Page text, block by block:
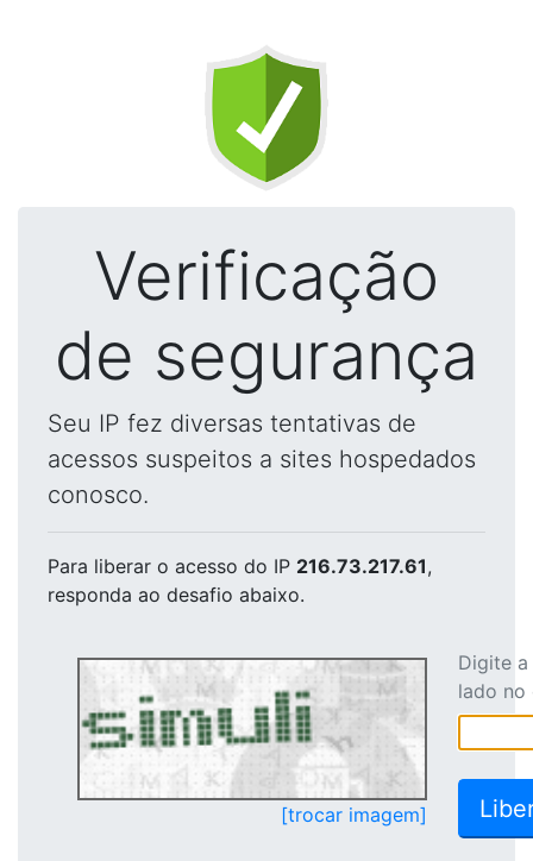
Verificação
de segurança
Seu IP fez diversas tentativas de
acessos suspeitos a sites hospedados
conosco.
Para liberar o acesso do IP 216.73.217.61,
responda ao desafio abaixo.
[trocar imagem]
Digite
lado no